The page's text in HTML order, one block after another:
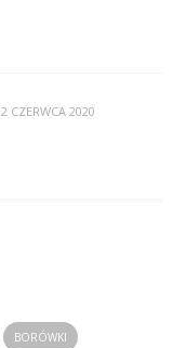
2 CZERWCA 2020
BORÓWKI